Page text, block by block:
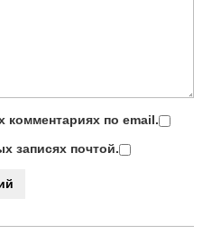
по email.
записях почтой.